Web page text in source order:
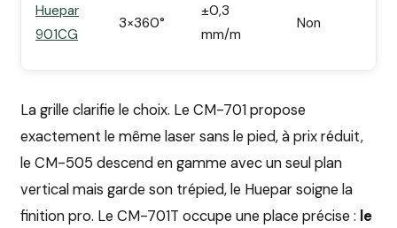
Huepar
901CG
3×360°
±0,3
mm/m
Non
La grille clarifie le choix. Le CM-701 propose
exactement le même laser sans le pied, à prix réduit,
le CM-505 descend en gamme avec un seul plan
vertical mais garde son trépied, le Huepar soigne la
finition pro. Le CM-701T occupe une place précise : le